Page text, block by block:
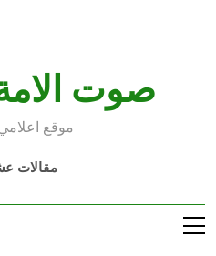
صوت الامة
موقع
مقالات